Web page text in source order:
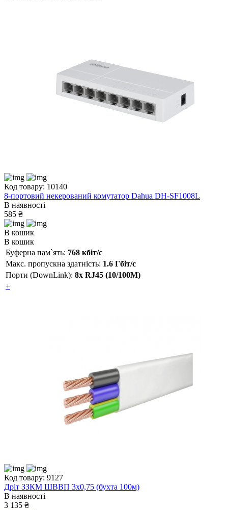
Код товару: 10140
8-портовий некерований комутатор Dahua DH-SF1008L
В наявності
585 ₴
В кошик
В кошик
Буферна пам`ять: 768 кбіт/с
Макс. пропускна здатність: 1.6 Гбіт/с
Порти (DownLink): 8x RJ45 (10/100M)
+
Код товару: 9127
Дріт ЗЗКМ ШВВП 3х0,75 (бухта 100м)
В наявності
3 135 ₴